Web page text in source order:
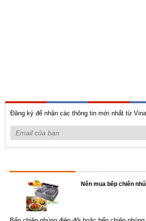
Đăng ký để nhận các thông tin mới nhất từ
Nên mua bếp chiên